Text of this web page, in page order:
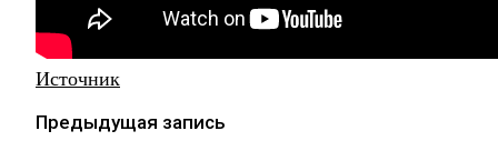
Источник
Предыдущая запись